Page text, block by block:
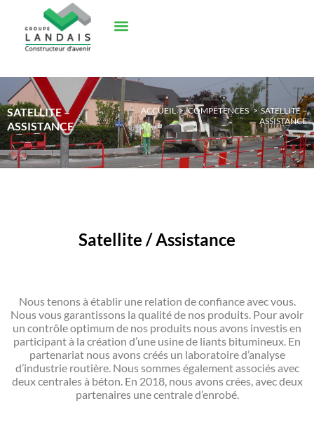
SATELLITE –
ASSISTANCE
ACCUEIL>COMPÉTENCES>SATELLITE –
ASSISTANCE
Satellite / Assistance
Nous tenons à établir une relation de confiance avec vous.
Nous vous garantissons la qualité de nos produits. Pour avoir
un contrôle optimum de nos produits nous avons investis en
participant à la création d’une usine de liants bitumineux. En
partenariat nous avons créés un laboratoire d’analyse
d’industrie routière. Nous sommes également associés avec
deux centrales à béton. En 2018, nous avons crées, avec deux
partenaires une centrale d’enrobé.